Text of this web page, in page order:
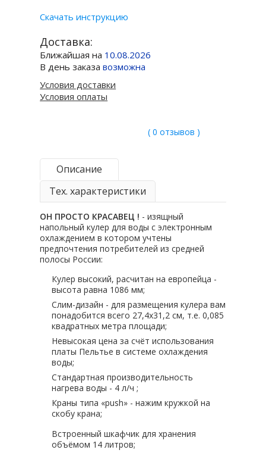
Скачать инструкцию
Доставка:
Ближайшая на 10.08.2026
В день заказавозможна
Условия доставки
Условия оплаты
( 0 отзывов )
Описание
Тех. характеристики
ОН ПРОСТО КРАСАВЕЦ ! - изящный
напольный кулер для воды с электронным
охлаждением в котором учтены
предпочтения потребителей из средней
полосы России:
Кулер высокий, расчитан на европейца -
высота равна 1086 мм;
Слим-дизайн - для размещения кулера вам
понадобится всего 27,4х31,2 см, т.е. 0,085
квадратных метра площади;
Невысокая цена за счёт использования
платы Пельтье в системе охлаждения
воды;
Стандартная производительность
нагрева воды - 4 л/ч ;
Краны типа «push» - нажим кружкой на
скобу крана;
Встроенный шкафчик для хранения
объёмом 14 литров;